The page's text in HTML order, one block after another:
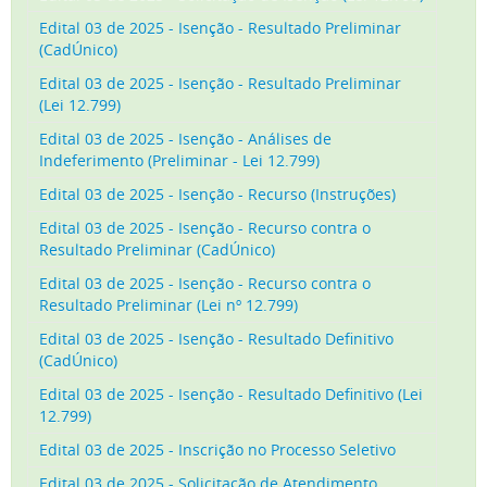
Edital 03 de 2025 - Isenção - Resultado Preliminar
(CadÚnico)
Edital 03 de 2025 - Isenção - Resultado Preliminar
(Lei 12.799)
Edital 03 de 2025 - Isenção - Análises de
Indeferimento (Preliminar - Lei 12.799)
Edital 03 de 2025 - Isenção - Recurso (Instruções)
Edital 03 de 2025 - Isenção - Recurso contra o
Resultado Preliminar (CadÚnico)
Edital 03 de 2025 - Isenção - Recurso contra o
Resultado Preliminar (Lei nº 12.799)
Edital 03 de 2025 - Isenção - Resultado Definitivo
(CadÚnico)
Edital 03 de 2025 - Isenção - Resultado Definitivo (Lei
12.799)
Edital 03 de 2025 - Inscrição no Processo Seletivo